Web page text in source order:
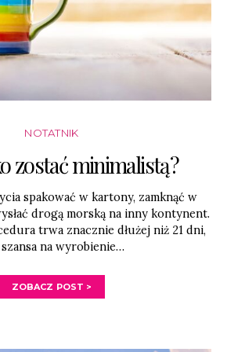
NOTATNIK
zostać minimalistą?
spakować w kartony, zamknąć w
drogą morską na inny kontynent.
trwa znacznie dłużej niż 21 dni,
na wyrobienie…
ZOBACZ POST >